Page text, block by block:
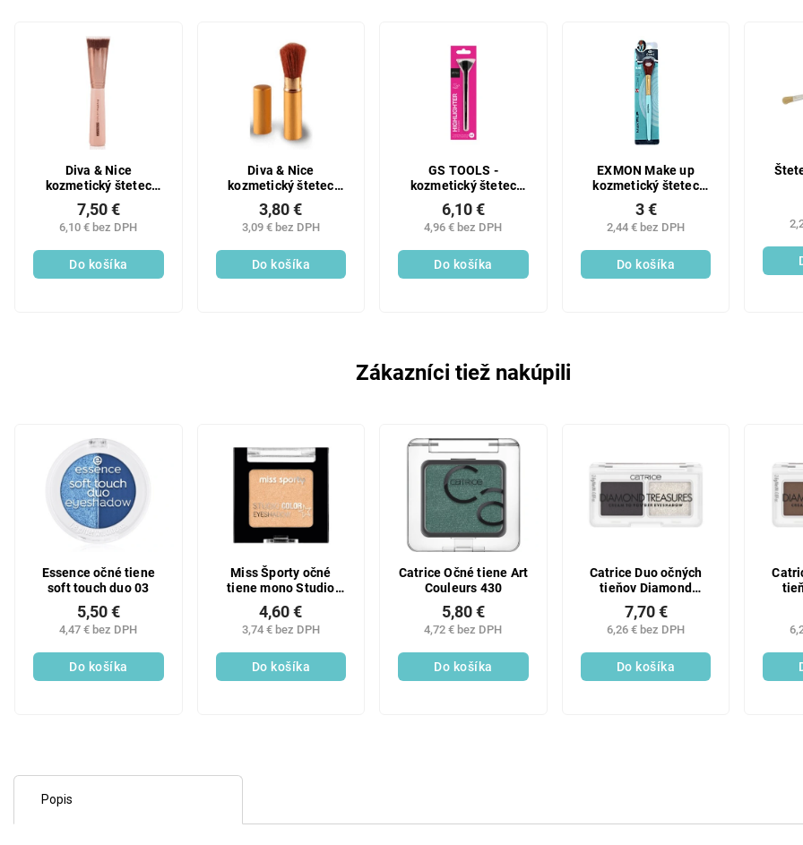
Diva & Nice
kozmetický štetec
multifunkčný 126/4
6,10 € bez DPH
7,50 €
Do košíka
Diva & Nice
kozmetický štetec
vysúvací MINI
3,09 € bez DPH
3,80 €
Do košíka
GS TOOLS -
kozmetický štetec
Highlighter
4,96 € bez DPH
6,10 €
Do košíka
EXMON Make up
kozmetický štetec
X163
2,44 € bez DPH
3 €
Do košíka
Zákazníci tiež nakúpili
Essence očné tiene
soft touch duo 03
4,47 € bez DPH
5,50 €
Do košíka
Miss Športy očné
tiene mono Studio
Color 020
3,74 € bez DPH
4,60 €
Do košíka
Catrice Očné tiene Art
Couleurs 430
4,72 € bez DPH
5,80 €
Do košíka
Catrice Duo očných
tieňov Diamond
Treasures 030
6,26 € bez DPH
7,70 €
Do košíka
Popis